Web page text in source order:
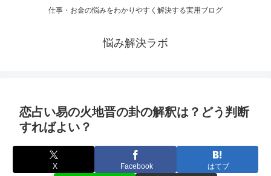
仕事・お金の悩みをわかりやすく解決する実用ブログ
悩み解決ラボ
恋占い易の火地晋の卦の解釈は？どう判断
すればよい？
X Facebook はてブ